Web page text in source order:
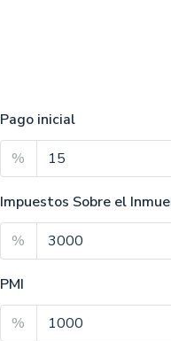
Pago inicial
%
Impuestos Sobre el
%
PMI
%